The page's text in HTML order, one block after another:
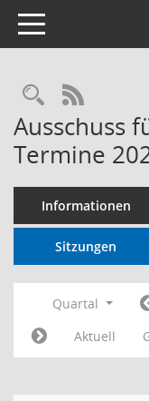
Toggle navigation
RSS-
Ausschuss
Termine
Informationen
Sitzungen
Quartal
Aktuell